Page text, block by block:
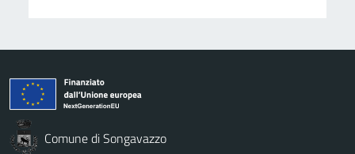
Comune di Songavazzo